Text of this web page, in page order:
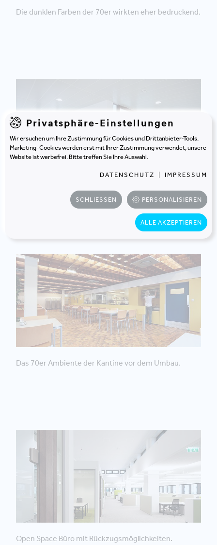
Die dunklen Farben der 70er wirkten eher bedrückend.
Tageslicht ins Innere.
Das 70er Ambiente der Kantine vor dem Umbau.
Open Space Büro mit Rückzugsmöglichkeiten.
Privatsphäre-Einstellungen
Wir ersuchen um Ihre Zustimmung für Cookies und Drittanbieter-Tools.
Marketing-Cookies werden erst mit Ihrer Zustimmung verwendet, unsere
Website ist werbefrei. Bitte treffen Sie Ihre Auswahl.
DATENSCHUTZ IMPRESSUM
SCHLIESSEN PERSONALISIEREN
ALLE AKZEPTIEREN